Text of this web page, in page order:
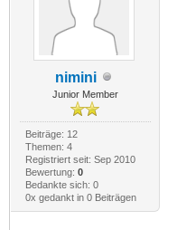
nimini
Junior Member
Beiträge: 12
Themen: 4
Registriert seit: Sep 2010
Bewertung: 0
Bedankte sich: 0
0x gedankt in 0 Beiträgen